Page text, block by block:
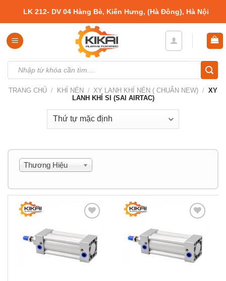
content
LK 212- DV 04 Hàng Bè, Kiến Hưng, (Hà Đông), Hà Nội
kiếm:
TRANG CHỦ / KHÍ NÉN / XY LANH KHÍ NÉN ( CHUẨN NEW) / XY
LANH KHÍ SI (SAI AIRTAC)
Thương Hiệu
wishlist
wishlist